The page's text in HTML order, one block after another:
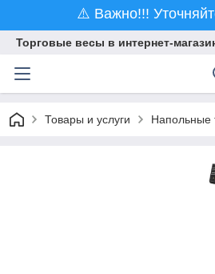
⚠️ Важно!!!
Торговые весы в интернет-
Товары и услуги Напольные